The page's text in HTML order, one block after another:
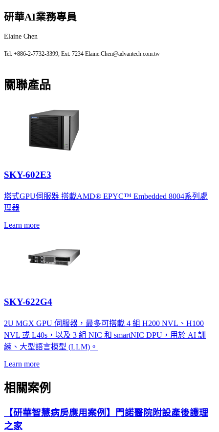
研華AI業務專員
Elaine Chen
Tel: +886-2-7732-3399, Ext. 7234 Elaine.Chen@advantech.com.tw
關聯產品
SKY-602E3
塔式GPU伺服器 搭載AMD® EPYC™ Embedded 8004系列處
理器
Learn more
SKY-622G4
2U MGX GPU 伺服器，最多可搭載 4 組 H200 NVL、H100
NVL 或 L40s，以及 3 組 NIC 和 smartNIC DPU，用於 AI 訓
練、大型語言模型 (LLM)。
Learn more
相關案例
【研華智慧病房應用案例】門諾醫院附設產後護理
之家